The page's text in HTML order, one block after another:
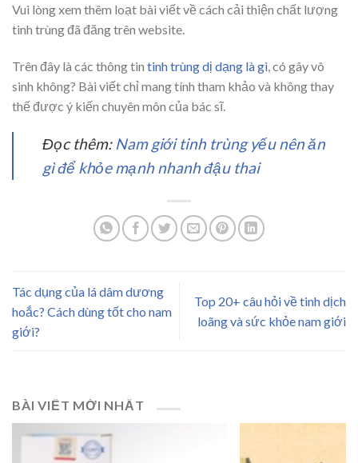
Vui lòng xem thêm loạt bài viết về cách cải thiện chất lượng
tinh trùng đã đăng trên website.
Trên đây là các thông tin tinh trùng dị dạng là gì , có gây vô
sinh không? Bài viết chỉ mang tính tham khảo và không thay
thế được ý kiến chuyên môn của bác sĩ.
Đọc thêm: Nam giới tinh trùng yếu nên ăn
gì để khỏe mạnh nhanh đậu thai
Tác dụng của lá dâm dương
hoắc? Cách dùng tốt cho nam
giới?
Top 20+ câu hỏi về tinh dịch
loãng và sức khỏe nam giới
BÀI VIẾT MỚI NHẤT